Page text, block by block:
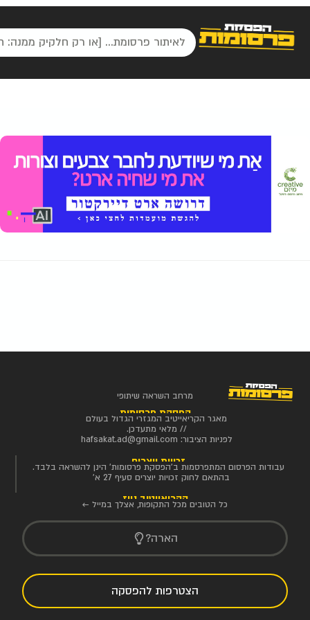
מרחב השראה שיתופי
הפסקת פרסומות
מאגר הקריאייטיב המגזרי הגדול בעולם
// מלאי מתעדכן.
לפניות הציבור: hafsakat.ad@gmail.com
זכויות יוצרים
עבודות הפרסום המתפרסמות ב'הפסקת פרסומות' הינן להשראה בלבד.
בהתאם לחוק זכויות יוצרים סעיף 27 א'
הקריאייטיב ניוז
כל הטובים מכל התקופות, אצלך במייל ←
הארה?
הצטרפות להפסקה